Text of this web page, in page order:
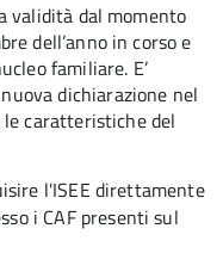
validità dal momento
dell’anno in corso e
familiare. E’
dichiarazione nel
le caratteristiche del
l'ISEE direttamente
i CAF presenti sul